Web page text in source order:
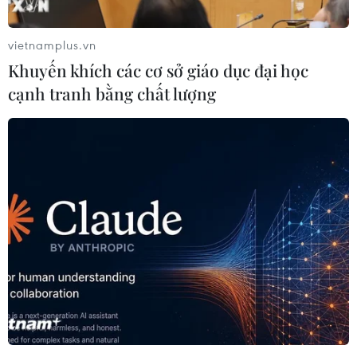
30/09/2022 13:42
Châu Đoàn Phát đóng góp 1 bàn thắng và 1 kiến tạo,
trong khi Hồ Văn Ý chơi xuất thần giúp đội tuyển futsal
Việt Nam thắng tối thiểu 3-1 trước Saudi Arabia.
vietnamplus.vn
Khuyến khích các cơ sở giáo dục đại học
cạnh tranh bằng chất lượng